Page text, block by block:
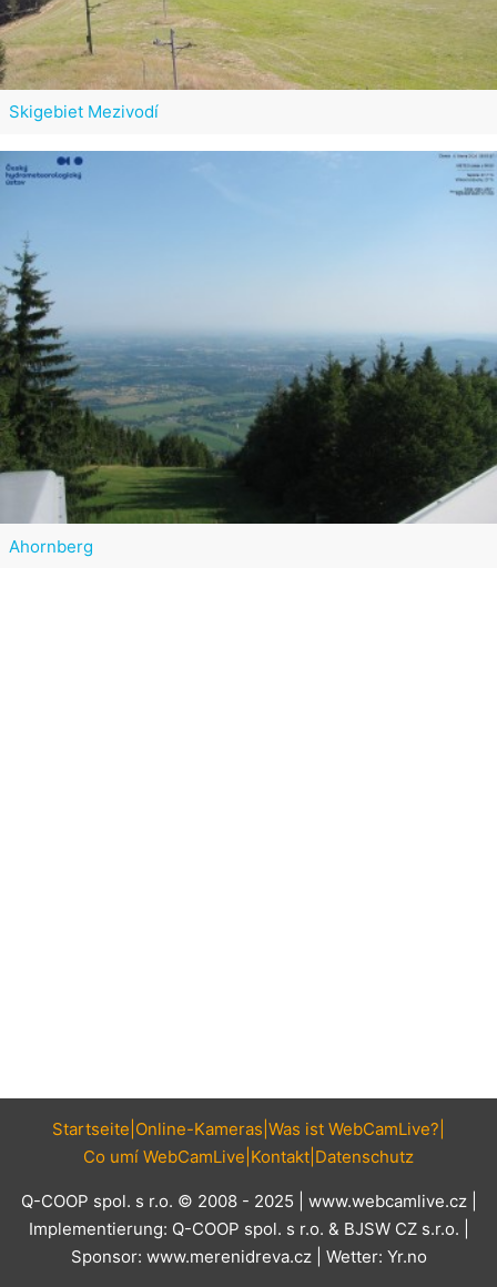
Skigebiet Mezivodí
Ahornberg
Startseite Online-Kameras Was ist WebCamLive?
Co umí WebCamLive Kontakt Datenschutz
Q-COOP spol. s r.o. © 2008 - 2025 | www.webcamlive.cz|
Implementierung: Q-COOP spol. s r.o. & BJSW CZ s.r.o.
Sponsor: www.merenidreva.cz| Wetter: Yr.no